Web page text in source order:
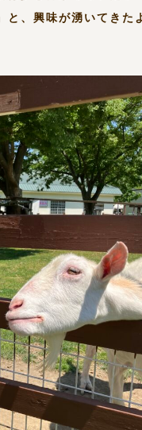
と、興味が湧いてきた